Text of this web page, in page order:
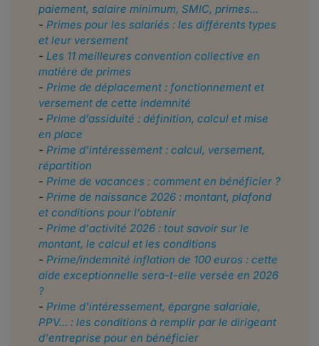
paiement, salaire minimum, SMIC, primes...
- Primes pour les salariés : les différents types
et leur versement
- Les 11 meilleures convention collective en
matière de primes
- Prime de déplacement : fonctionnement et
versement de cette indemnité
- Prime d’assiduité : définition, calcul et mise
en place
- Prime d'intéressement : calcul, versement,
répartition
- Prime de vacances : comment en bénéficier ?
- Prime de naissance 2026 : montant, plafond
et conditions pour l’obtenir
- Prime d'activité 2026 : tout savoir sur le
montant, le calcul et les conditions
- Prime/indemnité inflation de 100 euros : cette
aide exceptionnelle sera-t-elle versée en 2026
?
- Prime d'intéressement, épargne salariale,
PPV... : les conditions à remplir par le dirigeant
d'entreprise pour en bénéficier